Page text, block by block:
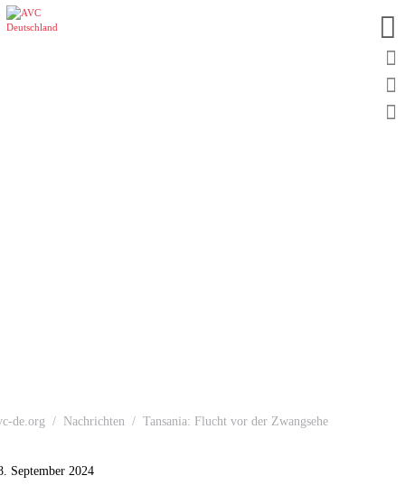
de.org Nachrichten Tansania: Flucht vor der Zwangsehe
September 2024